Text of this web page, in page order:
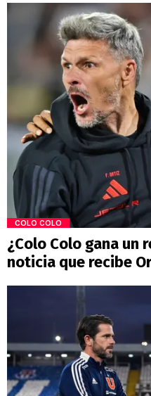
COLO COLO
¿Colo Colo gana un
noticia que recibe